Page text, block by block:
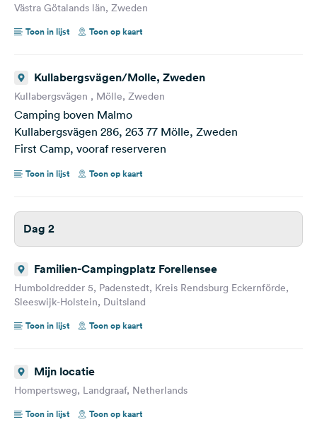
Västra Götalands län, Zweden
Toon in lijst
Toon op kaart
Kullabergsvägen/Molle, Zweden
Kullabergsvägen , Mölle, Zweden
Camping boven Malmo
Kullabergsvägen 286, 263 77 Mölle, Zweden
First Camp, vooraf reserveren
Toon in lijst Toon op kaart
Dag 2
Familien-Campingplatz Forellensee
Humboldredder 5, Padenstedt, Kreis Rendsburg Eckernförde,
Sleeswijk-Holstein, Duitsland
Toon in lijst
Toon op kaart
Mijn locatie
Hompertsweg, Landgraaf, Netherlands
Toon in lijst
Toon op kaart